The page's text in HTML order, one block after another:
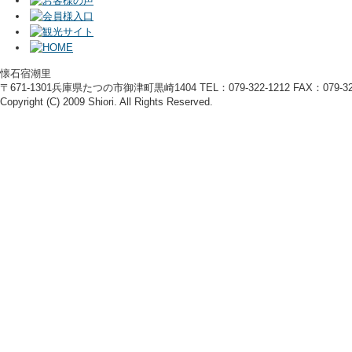
懐石宿潮里
〒671-1301兵庫県たつの市御津町黒崎1404 TEL：079-322-1212 FAX：079-
Copyright (C) 2009 Shiori. All Rights Reserved.